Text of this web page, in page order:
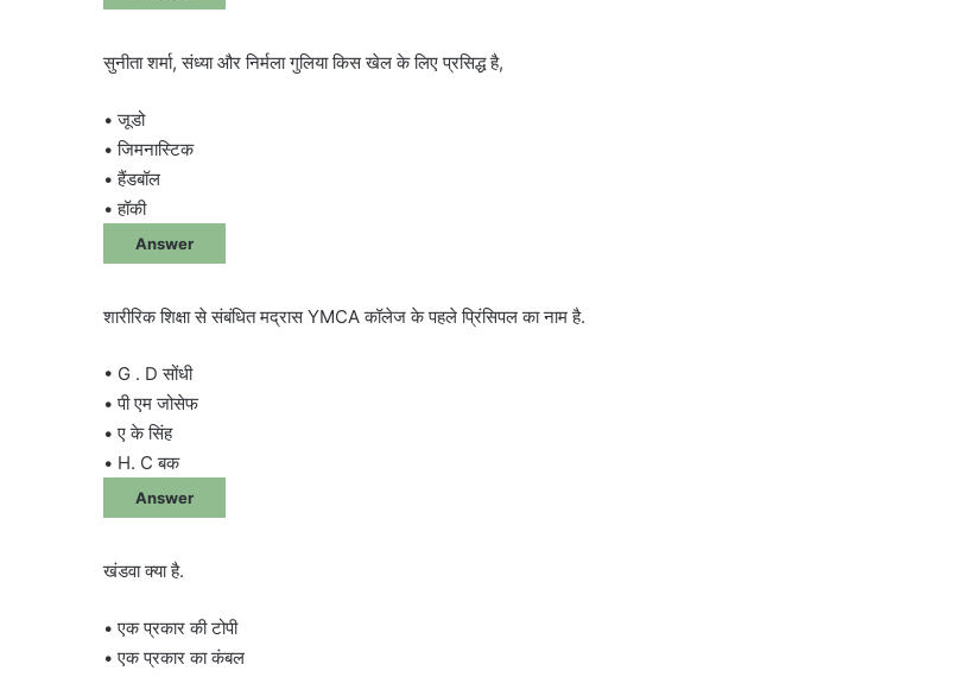
सुनीता शर्मा, संध्या और निर्मला गुलिया किस खेल के लिए प्रसिद्ध है,
• जूडो
• जिमनास्टिक
• हैंडबॉल
• हॉकी
Answer
शारीरिक शिक्षा से संबंधित मद्रास YMCA कॉलेज के पहले प्रिंसिपल का नाम है.
• G . D सोंधी
• पी एम जोसेफ
• ए के सिंह
• H. C बक
Answer
खंडवा क्या है.
• एक प्रकार की टोपी
• एक प्रकार का कंबल